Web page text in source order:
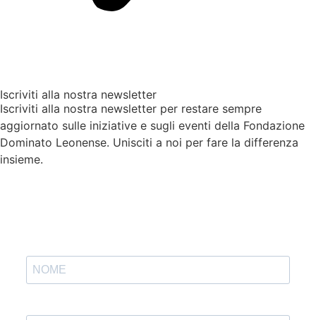
Iscriviti alla nostra newsletter
Iscriviti alla nostra newsletter per restare sempre
aggiornato sulle iniziative e sugli eventi della Fondazione
Dominato Leonense. Unisciti a noi per fare la differenza
insieme.